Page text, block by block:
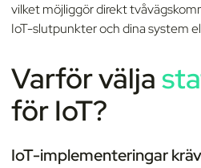
vilket möjliggör direkt
IoT-slutpunkter och dina system
Varför välja
för IoT?
IoT-implementeringar